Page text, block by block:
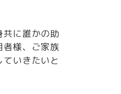
に誰かの助
様、ご家族
いきたいと